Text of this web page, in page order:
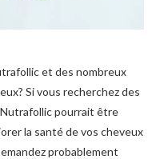
et des nombreux
Si vous recherchez des
pourrait être
la santé de vos cheveux
probablement